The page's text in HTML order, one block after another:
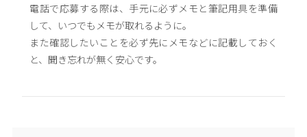
電話で応募する際は、手元に必ずメモと筆記用具を準備
して、いつでもメモが取れるように。
また確認したいことを必ず先にメモなどに記載しておく
と、聞き忘れが無く安心です。